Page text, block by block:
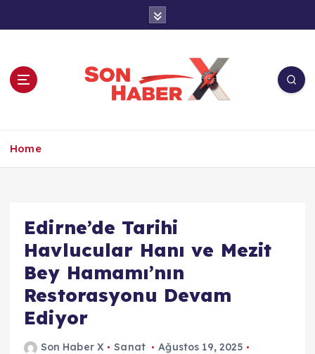
a
Home
Edirne’de Tarihi
Havlucular Hanı ve Mezit
Bey Hamamı’nın
Restorasyonu Devam
Ediyor
Son Haber X Sanat
Ağustos 19, 2025